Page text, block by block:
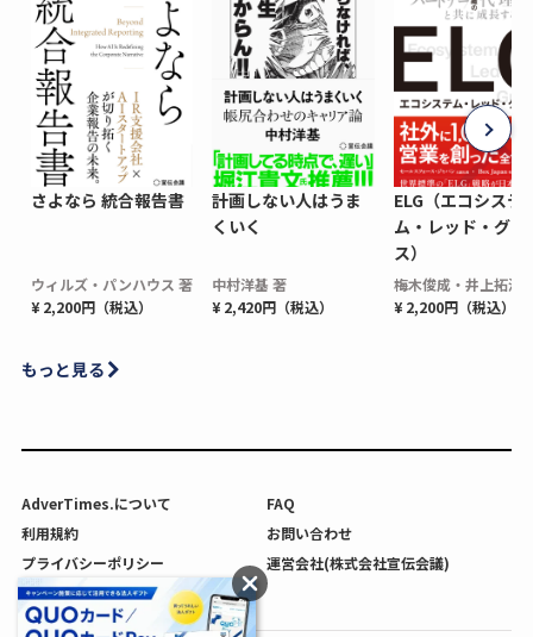
さよなら 統合報告書
ウィルズ・パンハウス 著
¥ 2,200円（税込）
計画しない人はうま
くいく
中村洋基 著
¥ 2,420円（税込）
ELG（エコシステ
ム・レッド・グロ
ス）
梅木俊成・井上拓海
¥ 2,200円（税込）
もっと見る
AdverTimes.について
FAQ
利用規約
お問い合わせ
プライバシーポリシー
運営会社(株式会社宣伝会議)
利用者情報の外部送信について